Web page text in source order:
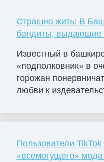
Страшно жить: В
бандиты, выдающие
Известный в
«подполковник» в
горожан
любви к
Пользователи TikTok
«всемогущего»